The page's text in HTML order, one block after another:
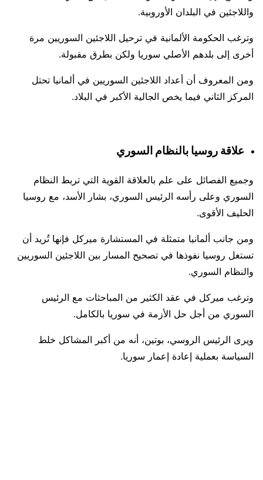
واللاجئين في البلدان الأوروبية.
وترغب الحكومة الألمانية في ترحيل اللاجئين السوريين مرة
أخرى إلى بلدهم الأصلي سوريا ولكن بطرق مقبولة.
ومن المعروف أن أعداد اللاجئين السوريين في ألمانيا تحتل
المركز الثاني فيما يخص الجالية الأكبر في البلاد.
علاقة روسيا بالنظام السوري
وجميع الفصائل على علم بالعلاقة القوية التي تربط النظام
السوري وعلى رأسه الرئيس السوري، بشار الأسد، مع روسيا
الحليف الأقوى.
ومن جانب ألمانيا متمثلة في المستشارة ميركل فإنها تُريد أن
تستغل روسيا نفوذها في تصحيح المسار بين اللاجئين السوريين
والنظام السوري.
وترغب ميركل في عقد الكثير من المباحثات مع الرئيس
السوري من أجل حل الأزمة في سوريا بالكامل.
ويرى الرئيس الروسي، بوتين، أنه من أكبر المشاكل خلط
السياسة بعملية إعادة إعمار سوريا.